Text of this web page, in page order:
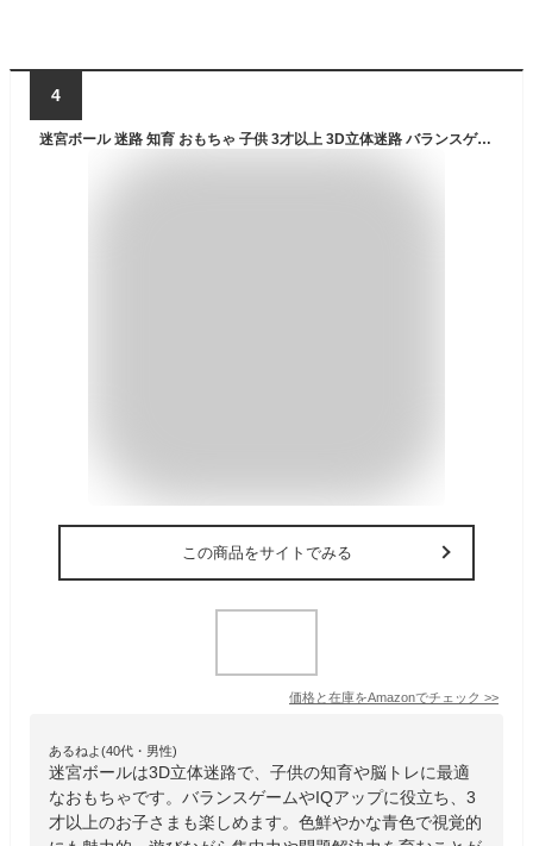
4
迷宮ボール 迷路 知育 おもちゃ 子供 3才以上 3D立体迷路 バランスゲーム 脳トレ IQ 暇つぶし 知育パズル 知能ゲーム 立体パズル ギフト (青)
この商品をサイトでみる
価格と在庫をAmazonでチェック >>
あるねよ(40代・男性)
迷宮ボールは3D立体迷路で、子供の知育や脳トレに最適
なおもちゃです。バランスゲームやIQアップに役立ち、3
才以上のお子さまも楽しめます。色鮮やかな青色で視覚的